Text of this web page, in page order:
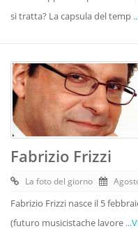
si tratta? La capsula del temp
Fabrizio Frizzi
La foto del giorno
Fabrizio Frizzi nasce il 5
(futuro musicistache lavore